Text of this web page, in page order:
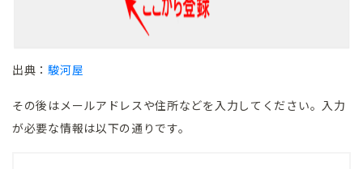
出典：駿河屋
その後はメールアドレスや住所などを入力してください。入力
が必要な情報は以下の通りです。